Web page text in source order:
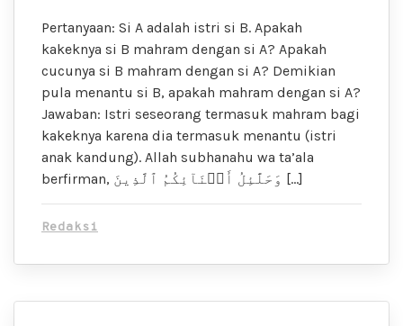
Pertanyaan: Si A adalah istri si B. Apakah
kakeknya si B mahram dengan si A? Apakah
cucunya si B mahram dengan si A? Demikian
pula menantu si B, apakah mahram dengan si A?
Jawaban: Istri seseorang termasuk mahram bagi
kakeknya karena dia termasuk menantu (istri
anak kandung). Allah subhanahu wa ta’ala
berfirman, وَحَلَٰٓئِلُ أَبۡنَآئِكُمُ ٱلَّذِينَ […]
Redaksi